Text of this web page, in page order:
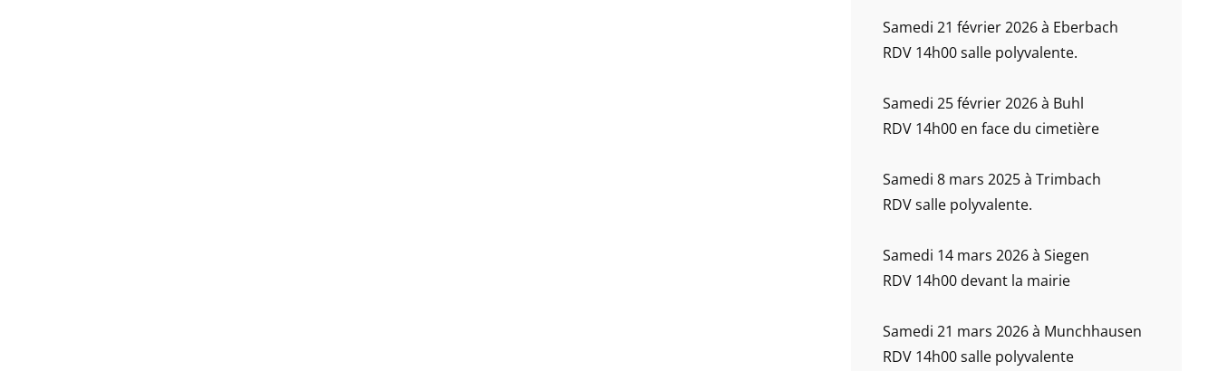
Samedi 21 février 2026 à Eberbach
RDV 14h00 salle polyvalente.
Samedi 25 février 2026 à Buhl
RDV 14h00 en face du cimetière
Samedi 8 mars 2025 à Trimbach
RDV salle polyvalente.
Samedi 14 mars 2026 à Siegen
RDV 14h00 devant la mairie
Samedi 21 mars 2026 à Munchhausen
RDV 14h00 salle polyvalente